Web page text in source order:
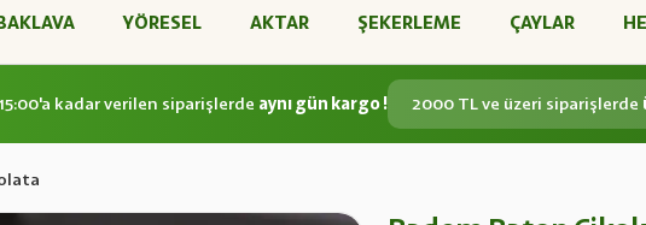
YÖRESEL AKTAR ŞEKERLEME ÇAYLAR
kadar verilen siparişlerde aynı gün kargo ! 2000 TL ve üzeri siparişlerde